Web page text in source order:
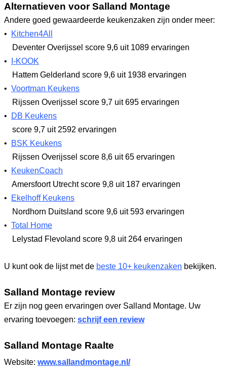
Alternatieven voor Salland Montage
Andere goed gewaardeerde keukenzaken zijn onder meer:
•
Kitchen4All
Deventer Overijssel score 9,6 uit 1089 ervaringen
•
I-KOOK
Hattem Gelderland score 9,6 uit 1938 ervaringen
• Voortman Keukens
Rijssen Overijssel score 9,7 uit 695 ervaringen
•
DB Keukens
score 9,7 uit 2592 ervaringen
•
BSK Keukens
Rijssen Overijssel score 8,6 uit 65 ervaringen
•
KeukenCoach
Amersfoort Utrechtscore 9,8 uit 187 ervaringen
•
Ekelhoff Keukens
Nordhorn Duitsland score 9,6 uit 593 ervaringen
• Total Home
Lelystad Flevoland score 9,8 uit 264 ervaringen
U kunt ook de lijst met de beste 10+ keukenzaken bekijken.
Salland Montage review
Er zijn nog geen ervaringen over Salland Montage. Uw
ervaring toevoegen: schrijf een review
Salland Montage Raalte
Website: www.sallandmontage.nl/